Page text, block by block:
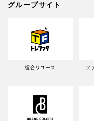
グループサイト
総合リユース フ